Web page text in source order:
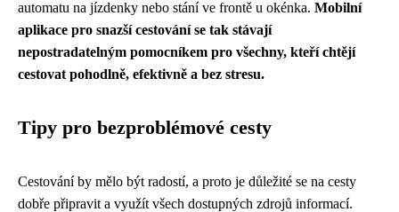
automatu na jízdenky nebo stání ve frontě u okénka. Mobilní
aplikace pro snazší cestování se tak stávají
nepostradatelným pomocníkem pro všechny, kteří chtějí
cestovat pohodlně, efektivně a bez stresu.
Tipy pro bezproblémové cesty
Cestování by mělo být radostí, a proto je důležité se na cesty
dobře připravit a využít všech dostupných zdrojů informací.